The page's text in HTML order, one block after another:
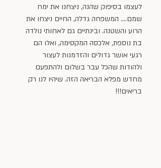
לעצמו בסיפוק שהנה, ניצחנו את ימח
שמם…. המשפחה גדלה, החיים ניצחו את
הרוע והשטנה. ובינתיים גם לאחותי נולדה
בת נוספת, אלכסה המקסימה, ואלו הם
רגעי אושר גדולים והזדמנות לעצור
ולהודות שהכל עבר בשלום ולהתפעם
מחדש מפלא הבריאה הזה. שיהיו לנו רק
בריאים!!!